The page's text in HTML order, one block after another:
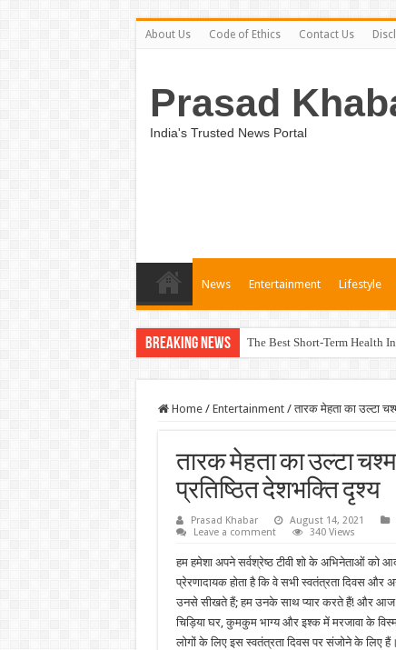
About Us Code of Ethics Contact Us
Prasad
India's Trusted News Portal
News Entertainment Lifestyle
Breaking News The Best Short-Term Health
Home / Entertainment / तारक मेहता का उल्टा
तारक मेहता का उल्टा
प्रतिष्ठित देशभक्ति दृश्य
Prasad Khabar August 14, 2021
Leave a comment
340 Views
हम हमेशा अपने सर्वश्रेष्ठ टीवी शो के अभिनेताओं को
प्रेरणादायक होता है कि वे सभी स्वतंत्रता दिवस और
उनसे सीखते हैं; हम उनके साथ प्यार करते हैं! और आज
चिड़िया घर, कुमकुम भाग्य और इश्क में मरजावा के
लोगों के लिए इस स्वतंत्रता दिवस पर संजोने के लिए हैं।